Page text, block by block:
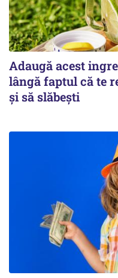
Adaugă acest
lângă faptul că te
și să slăbești